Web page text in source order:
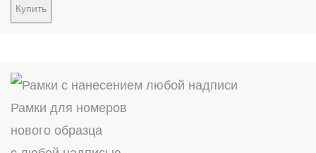
Купить
Рамки для номеров
нового образца